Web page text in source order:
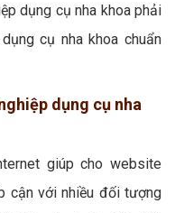
dụng cụ nha khoa phải
cụ nha khoa chuẩn
dụng cụ nha
giúp cho website
cận với nhiều đối tượng